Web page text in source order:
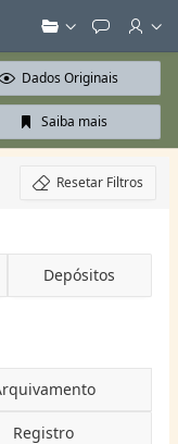
Dados Originais
Saiba mais
Resetar Filtros
Depósitos
Registro